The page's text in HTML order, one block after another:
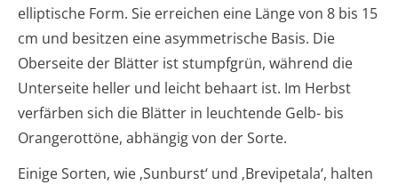
elliptische Form. Sie erreichen eine Länge von 8 bis 15
cm und besitzen eine asymmetrische Basis. Die
Oberseite der Blätter ist stumpfgrün, während die
Unterseite heller und leicht behaart ist. Im Herbst
verfärben sich die Blätter in leuchtende Gelb- bis
Orangerottöne, abhängig von der Sorte.
Einige Sorten, wie ‚Sunburst‘ und ‚Brevipetala‘, halten